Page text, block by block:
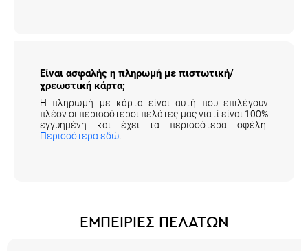
Είναι ασφαλής η πληρωμή με πιστωτική/
χρεωστική κάρτα;
Η πληρωμή με κάρτα είναι αυτή που επιλέγουν
πλέον οι περισσότεροι πελάτες μας γιατί είναι 100%
εγγυημένη και έχει τα περισσότερα οφέλη.
Περισσότερα εδώ
ΕΜΠΕΙΡΙΕΣ ΠΕΛΑΤΩΝ